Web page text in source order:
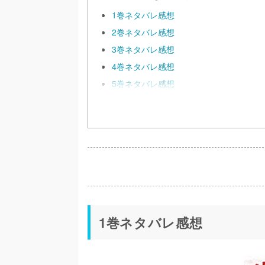
1巻ネタバレ感想
2巻ネタバレ感想
3巻ネタバレ感想
4巻ネタバレ感想
5巻ネタバレ感想
1巻ネタバレ感想